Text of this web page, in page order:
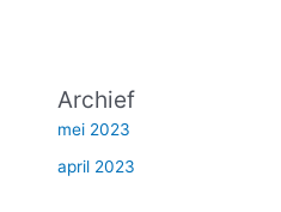
Archief
mei 2023
april 2023